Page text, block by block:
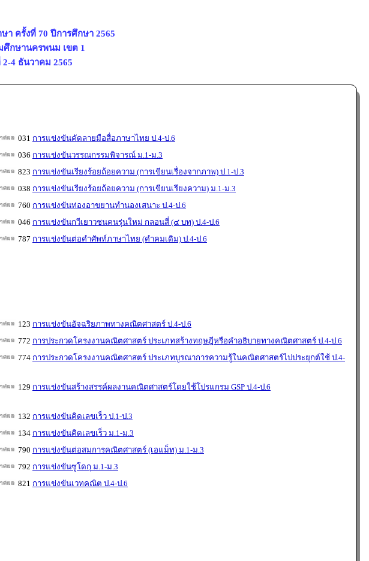
า ครั้งที่ 70 ปีการศึกษา 2565
ศึกษานครพนม เขต 1
4 ธันวาคม 2565
031 การแข่งขันคัดลายมือสื่อภาษาไทย ป.4-ป.6
036 การแข่งขันวรรณกรรมพิจารณ์ ม.1-ม.3
823 การแข่งขันเรียงร้อยถ้อยความ (การเขียนเรื่องจากภาพ) ป.1-ป.3
038 การแข่งขันเรียงร้อยถ้อยความ (การเขียนเรียงความ) ม.1-ม.3
760 การแข่งขันท่องอาขยานทำนองเสนาะ ป.4-ป.6
046 การแข่งขันกวีเยาวชนคนรุ่นใหม่ กลอนสี่ (๔ บท) ป.4-ป.6
787 การแข่งขันต่อคำศัพท์ภาษาไทย (คำคมเดิม) ป.4-ป.6
123 การแข่งขันอัจฉริยภาพทางคณิตศาสตร์ ป.4-ป.6
772 การประกวดโครงงานคณิตศาสตร์ ประเภทสร้างทฤษฎีหรือคำอธิบายทางคณิตศาสตร์ ป.4-ป.6
774 การประกวดโครงงานคณิตศาสตร์ ประเภทบูรณาการความรู้ในคณิตศาสตร์ไปประยุกต์ใช้ ป.4-
129 การแข่งขันสร้างสรรค์ผลงานคณิตศาสตร์โดยใช้โปรแกรม GSP ป.4-ป.6
132 การแข่งขันคิดเลขเร็ว ป.1-ป.3
134 การแข่งขันคิดเลขเร็ว ม.1-ม.3
790 การแข่งขันต่อสมการคณิตศาสตร์ (เอแม็ท) ม.1-ม.3
792 การแข่งขันซูโดกุ ม.1-ม.3
821 การแข่งขันเวทคณิต ป.4-ป.6